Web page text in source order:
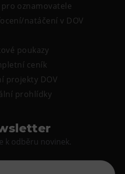
oznamovatele
natáčení v DOV
poukazy
ceník
projekty DOV
prohlídky
k odběru novinek.